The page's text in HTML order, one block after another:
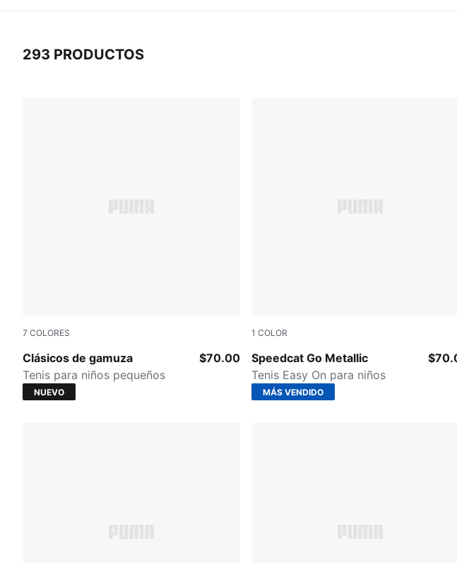
293 PRODUCTOS
7 COLORES
Clásicos de gamuza
For All Time Red-PUMA White
Tenis para niños pequeños
$70.00
NUEVO
1 COLOR
Speedcat Go Metallic
PUMA Silver-PUMA White-PUMA
Tenis Easy On para niños
MÁS VENDIDO